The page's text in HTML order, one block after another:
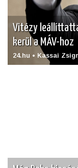
Vitézy
kerül a MÁV-hoz
24.hu • Kassai